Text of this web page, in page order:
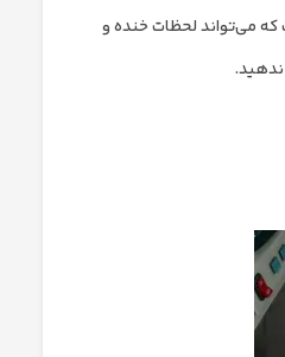
که می‌تواند لحظات خنده و
ندهید.